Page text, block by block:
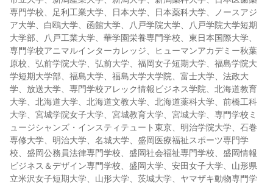
専門学校、足利工業大学、日本大学、日本薬科大学、ノースアジ
ア大学、白鴎大学、函館大学、八戸学院大学、八戸学院大学短期
大学部、八戸工業大学、華学園栄養専門学校、東日本国際大学、
専門学校アニマルインターカレッジ、ヒューマンアカデミー秋葉
原校、弘前学院大学、弘前大学、福岡女子短期大学、福島学院大
学短期大学部、福島大学、福島大学大学院、富士大学、法政大
学、放送大学、専門学校アレック情報ビジネス学院、北海道教育
大学、北海道大学、北海道文教大学、北海道薬科大学、前橋工科
大学、宮城学院女子大学、宮城教育大学、宮城大学、専門学校ミ
ュージシャンズ・インスティテュート東京、明治学院大学、石巻
専修大学、明治大学、名城大学、盛岡医療福祉スポーツ専門学
校、盛岡公務員法律専門学校、盛岡社会福祉専門学校、盛岡情報
ビジネス＆デザイン専門学校、盛岡大学、安田女子大学、山形県
立米沢女子短期大学、山形大学、茨城大学、ヤマザキ動物専門学